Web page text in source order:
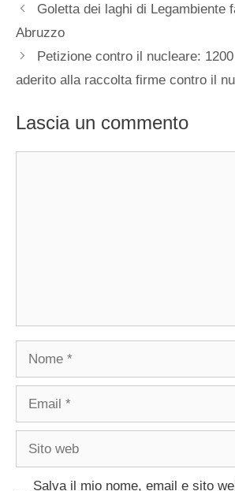
Goletta dei laghi di Legambiente
Abruzzo
Petizione contro il nucleare:
aderito alla raccolta firme contro il
Lascia un commento
Nome
Email
Sito
Salva il mio nome, email e sito